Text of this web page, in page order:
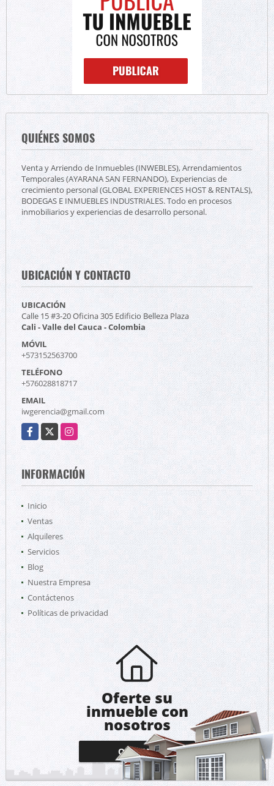
QUIÉNES SOMOS
Venta y Arriendo de Inmuebles (INWEBLES), Arrendamientos
Temporales (AYARANA SAN FERNANDO), Experiencias de
crecimiento personal (GLOBAL EXPERIENCES HOST & RENTALS),
BODEGAS E INMUEBLES INDUSTRIALES. Todo en procesos
inmobiliarios y experiencias de desarrollo personal.
UBICACIÓN Y CONTACTO
UBICACIÓN
Calle 15 #3-20 Oficina 305 Edificio Belleza Plaza
Cali - Valle del Cauca - Colombia
MÓVIL
+573152563700
TELÉFONO
+576028818717
EMAIL
iwgerencia@gmail.com
Facebook
X Instagram
INFORMACIÓN
Inicio
Ventas
Alquileres
Servicios
Blog
Nuestra Empresa
Contáctenos
Políticas de privacidad
Oferte su
inmueble con
nosotros
OFERTAR